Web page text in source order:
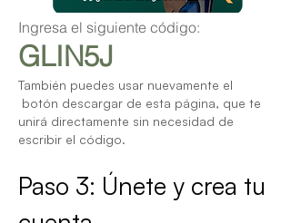
Ingresa el siguiente código:
GLIN5J
También puedes usar nuevamente el
botón descargar de esta página, que te
unirá directamente sin necesidad de
escribir el código.
Paso 3: Únete y crea tu